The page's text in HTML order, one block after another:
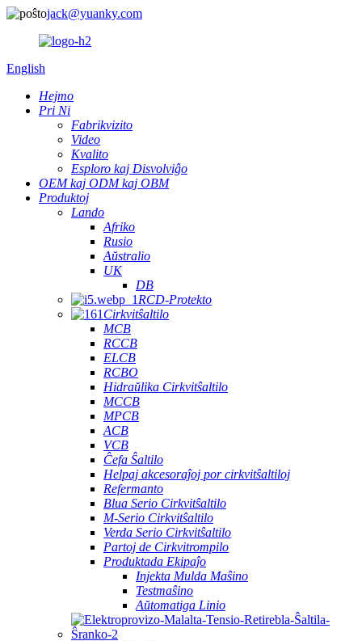
jack@yuanky.com
English
Hejmo
Pri Ni
Fabrikvizito
Video
Kvalito
Esploro kaj Disvolviĝo
OEM kaj ODM kaj OBM
Produktoj
Lando
Afriko
Rusio
Aŭstralio
UK
DB
RCD-Protekto
Cirkvitŝaltilo
MCB
RCCB
ELCB
RCBO
Hidraŭlika Cirkvitŝaltilo
MCCB
MPCB
ACB
VCB
Ĉefa Ŝaltilo
Helpaj akcesoraĵoj por cirkvitŝaltiloj
Refermanto
Blua Serio Cirkvitŝaltilo
M-Serio Cirkvitŝaltilo
Verda Serio Cirkvitŝaltilo
Partoj de Cirkvitrompilo
Produktada Ekipaĵo
Injekta Mulda Maŝino
Testmaŝino
Aŭtomatiga Linio